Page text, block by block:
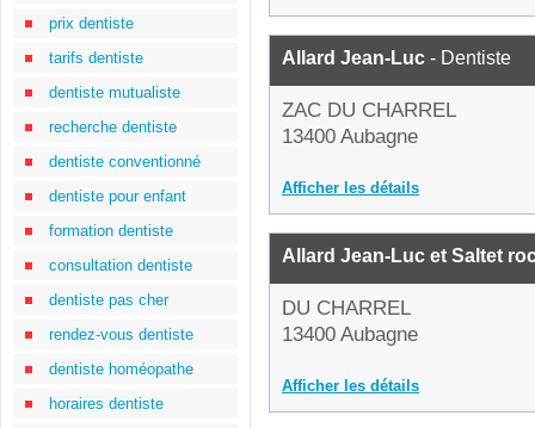
prix dentiste
tarifs dentiste
dentiste mutualiste
recherche dentiste
dentiste conventionné
dentiste pour enfant
formation dentiste
consultation dentiste
dentiste pas cher
rendez-vous dentiste
dentiste homéopathe
horaires dentiste
Allard Jean-Luc - Dentiste
ZAC DU CHARREL
13400 Aubagne
Afficher les détails
Allard Jean-Luc et Saltet
DU CHARREL
13400 Aubagne
Afficher les détails